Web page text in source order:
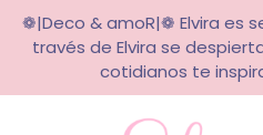
❁|Deco & amoR|❁ Elvira es
través de Elvira se
cotidianos te